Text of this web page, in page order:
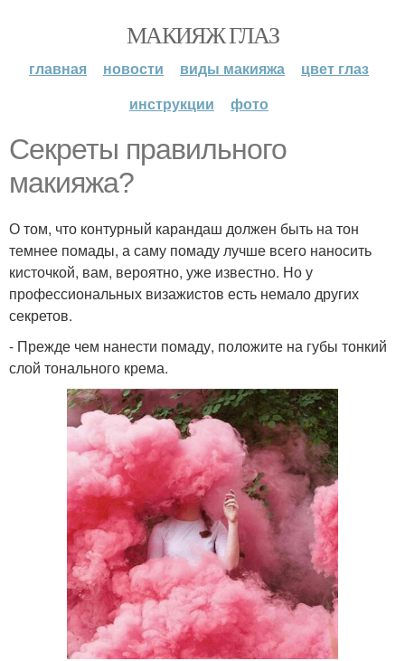
МАКИЯЖ ГЛАЗ
главная новости виды макияжа
цвет глаз
инструкции
фото
Секреты правильного
макияжа?
О том, что контурный карандаш должен быть на тон
темнее помады, а саму помаду лучше всего наносить
кисточкой, вам, вероятно, уже известно. Но у
профессиональных визажистов есть немало других
секретов.
- Прежде чем нанести помаду, положите на губы тонкий
слой тонального крема.